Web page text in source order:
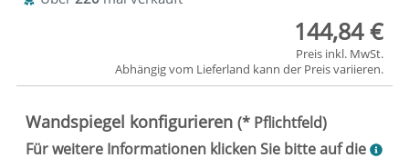
144,84 €
Preis inkl. MwSt.
Abhängig vom Lieferland kann der Preis variieren.